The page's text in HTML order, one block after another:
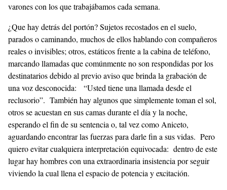
varones con los que trabajábamos cada semana.
¿Que hay detrás del portón? Sujetos recostados en el suelo,
parados o caminando, muchos de ellos hablando con compañeros
reales o invisibles; otros, estáticos frente a la cabina de teléfono,
marcando llamadas que comúnmente no son respondidas por los
destinatarios debido al previo aviso que brinda la grabación de
una voz desconocida: “Usted tiene una llamada desde el
reclusorio”. También hay algunos que simplemente toman el sol,
otros se acuestan en sus camas durante el día y la noche,
esperando el fin de su sentencia o, tal vez como Aniceto,
aguardando encontrar las fuerzas para darle fin a sus vidas. Pero
quiero evitar cualquiera interpretación equivocada: dentro de este
lugar hay hombres con una extraordinaria insistencia por seguir
viviendo la cual llena el espacio de potencia y excitación.